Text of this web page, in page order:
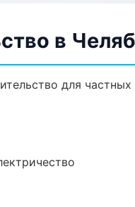
в
для